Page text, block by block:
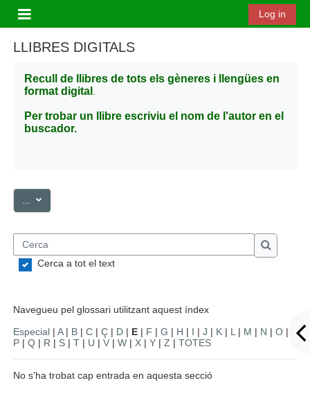
Panell lateral
Log in
LLIBRES DIGITALS
Recull de llibres de tots els gèneres i llengües en
format digital
Per trobar un llibre escriviu el nom de l'autor en el
buscador.
Exporta les entrades
Cerca
Cerca
Cerca a tot el text
Navegueu pel glossari utilitzant aquest índex
Especial |A| B |C |Ç | D | E | F |G | H | I |J | K | L | M | N |O |
P |Q | R | S |T | U |V |W | X |Y |Z |TOTES
No s'ha trobat cap entrada en aquesta secció